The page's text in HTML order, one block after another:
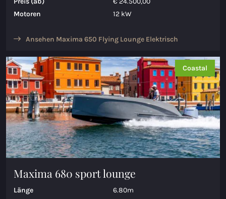
Motoren
12 kW
Ansehen Maxima 650 Flying Lounge Elektrisch
Maxima 680 sport lounge
Länge
6.80m
Coastal